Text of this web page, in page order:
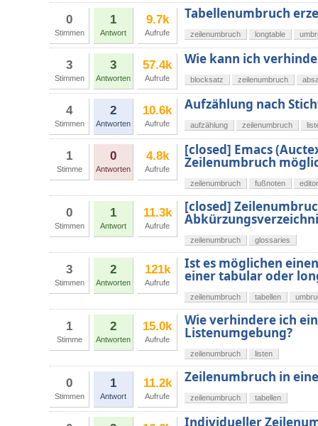
0
Stimmen
1
Antwort
9.7k
Aufrufe
Tabellenumbruch
zeilenumbruch longtable
3
Stimmen
3
Antworten
57.4k
Aufrufe
Wie kann ich
blocksatz zeilenumbruch
4
Stimmen
2
Antworten
10.6k
Aufrufe
Aufzählung nach
aufzählung zeilenumbruch
1
Stimme
0
Antworten
4.8k
Aufrufe
[closed] Emacs
Zeilenumbruch
zeilenumbruch fußnoten
0
Stimmen
1
Antwort
11.3k
Aufrufe
[closed]
zeilenumbruch glossaries
3
Stimmen
2
Antworten
121k
Aufrufe
Ist es möglichen
einer tabular oder
zeilenumbruch tabellen
1
Stimme
2
Antworten
15.0k
Aufrufe
Wie verhindere ich
Listenumgebung?
zeilenumbruch listen
0
Stimmen
1
Antwort
11.2k
Aufrufe
Zeilenumbruch in
zeilenumbruch tabellen
Individueller